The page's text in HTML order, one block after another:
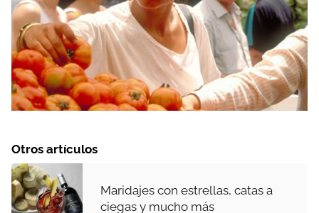
Otros artículos
Maridajes con estrellas, catas a
ciegas y mucho más